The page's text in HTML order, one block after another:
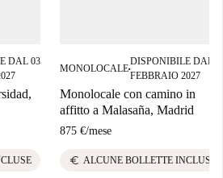
DAL 03
MONOLOCALE■
DISPONIBILE DAL
FEBBRAIO 2027
Monolocale con camino in
affitto a Malasaña, Madrid
875 €/mese
euro ALCUNE BOLLETTE INCLUSE